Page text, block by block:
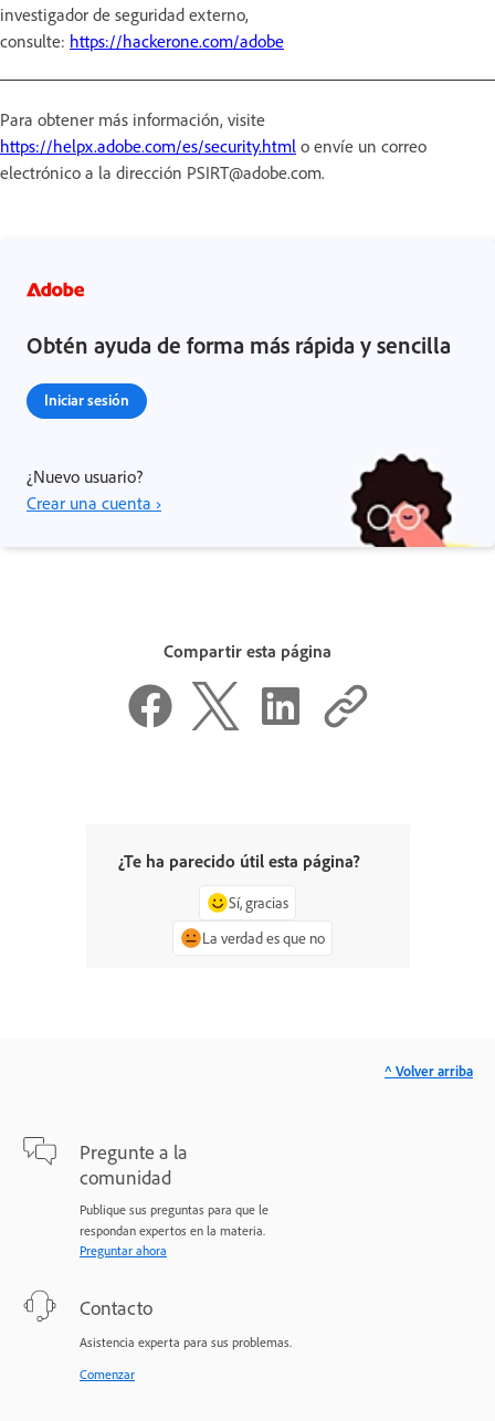
investigador de seguridad externo,
consulte: https://hackerone.com/adobe
Para obtener más información, visite
https://helpx.adobe.com/es/security.html o envíe un correo
electrónico a la dirección PSIRT@adobe.com.
Obtén ayuda de forma más rápida y sencilla
Iniciar sesión
¿Nuevo usuario?
Crear una cuenta ›
Compartir esta página
¿Te ha parecido útil esta página?
Sí, gracias
La verdad es que no
Pregunte a la
comunidad
Publique sus preguntas para que le
respondan expertos en la materia.
Preguntar ahora
Contacto
Asistencia experta para sus problemas.
Comenzar
^ Volver arriba